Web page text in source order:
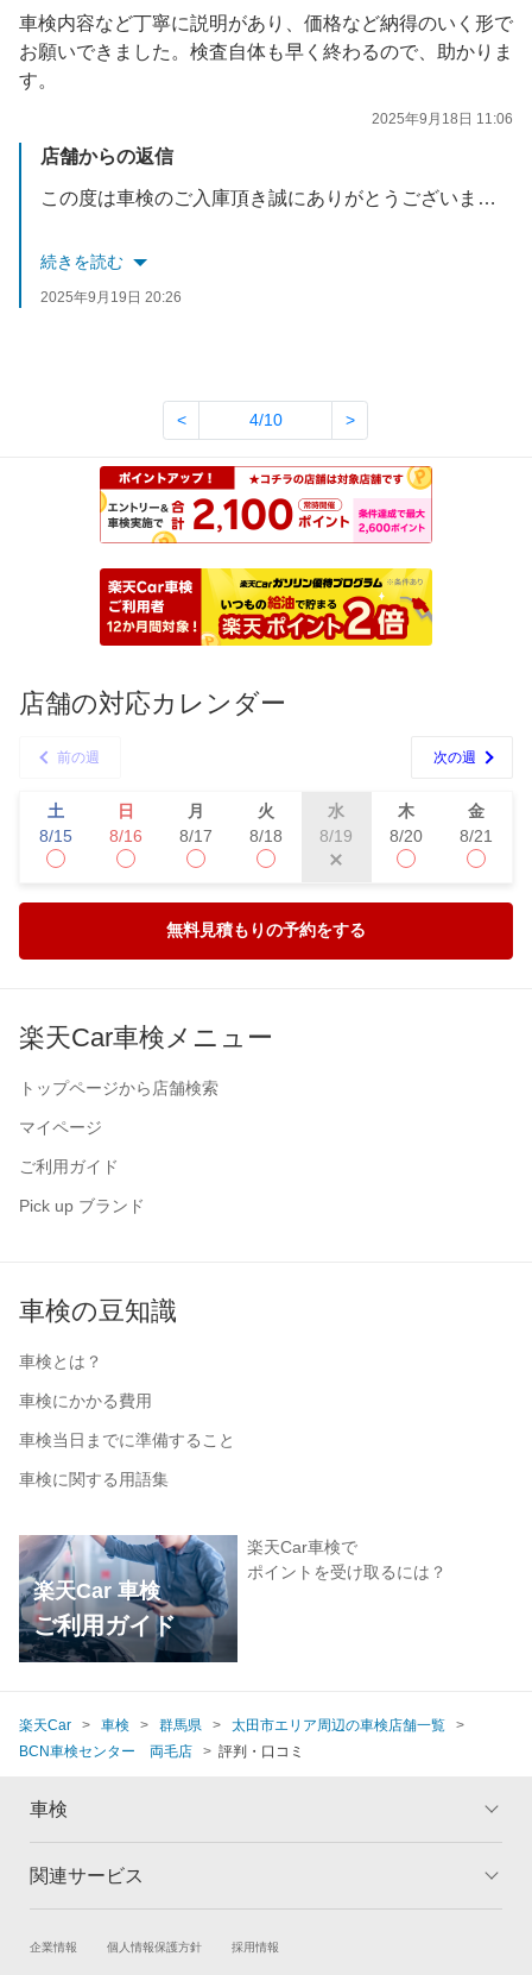
車検内容など丁寧に説明があり、価格など納得のいく形で
お願いできました。検査自体も早く終わるので、助かりま
す。
2025年9月18日 11:06
店舗からの返信
この度は車検のご入庫頂き誠にありがとうございます。
口コミも高評価を頂き対応したスタッフも含め励みになります。
続きを読む
2025年9月19日 20:26
< 4/10 >
店舗の対応カレンダー
前の週 次の週
土
8/15
日
8/16
月
8/17
火
8/18
水
8/19
木
8/20
金
8/21
無料見積もりの予約をする
楽天Car車検メニュー
トップページから店舗検索
マイページ
ご利用ガイド
Pick up ブランド
車検の豆知識
車検とは？
車検にかかる費用
車検当日までに準備すること
車検に関する用語集
楽天Car 車検
ご利用ガイド
楽天Car車検で
ポイントを受け取るには？
楽天Car 車検 群馬県
太田市エリア周辺の車検店舗一覧
BCN車検センター 両毛店
評判・口コミ
車検
トップ
車検の基礎知識 キャンペーン一覧
関連サービス
試乗・商談 新車購入
企業情報 個人情報保護方針 採用情報